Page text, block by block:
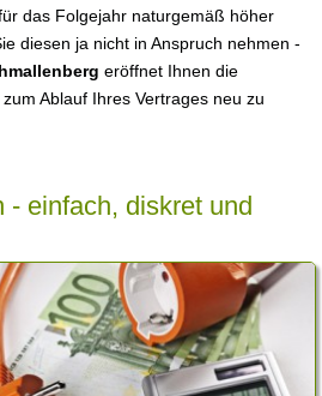
das Folgejahr naturgemäß höher
diesen ja nicht in Anspruch nehmen -
eröffnet Ihnen die
Ablauf Ihres Vertrages neu zu
- einfach, diskret und